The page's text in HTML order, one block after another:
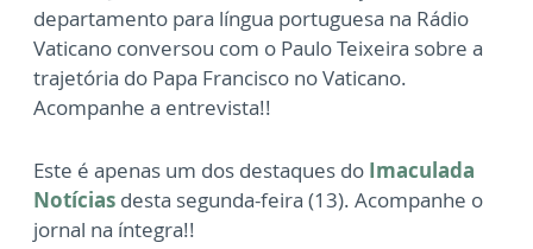
departamento para língua portuguesa na Rádio
Vaticano conversou com o Paulo Teixeira sobre a
trajetória do Papa Francisco no Vaticano.
Acompanhe a entrevista!!
Este é apenas um dos destaques do Imaculada
Notícias desta segunda-feira (13). Acompanhe o
jornal na íntegra!!